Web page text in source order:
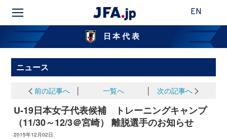
EN
日本代表
ニュース
前の記事へ 一覧へ 次の記事へ
U-19日本女子代表候補 トレーニングキャンプ
（11/30～12/3＠宮崎） 離脱選手のお知らせ
2015年12月02日